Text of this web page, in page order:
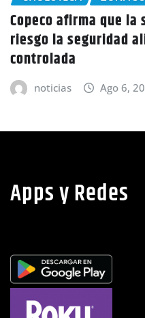
pone en
se mantiene
Apps y Redes